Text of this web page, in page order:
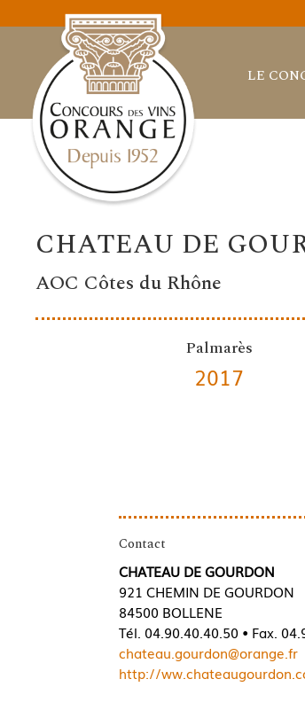
LE
CHATEAU DE
AOC Côtes du Rhône
Palmarès
2017
Contact
CHATEAU DE GOURDON
921 CHEMIN DE GOURDON
84500 BOLLENE
Tél. 04.90.40.40.50 • Fax.
chateau.gourdon@orange.fr
http://